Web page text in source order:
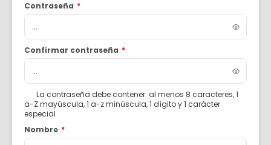
Contraseña *
Confirmar contraseña *
La contraseña debe contener: al menos 8 caracteres, 1
a-Z mayúscula, 1 a-z minúscula, 1 dígito y 1 carácter
especial
Nombre *